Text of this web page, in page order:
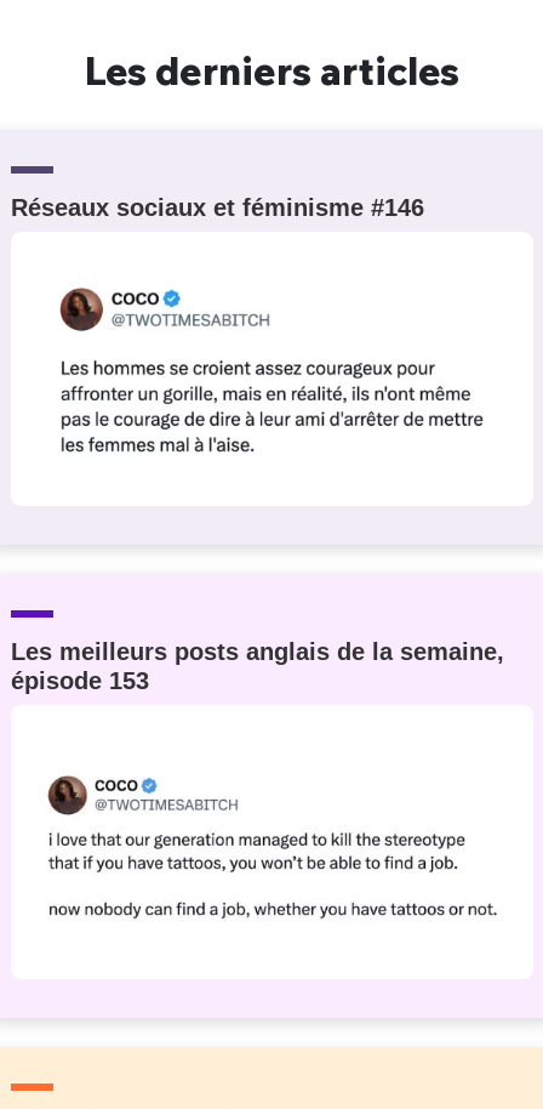
Les derniers articles
Réseaux sociaux et féminisme #146
Les meilleurs posts anglais de la semaine,
épisode 153
Un Thread